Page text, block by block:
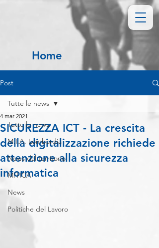
Home
Post
Tutte le news
M.I.A. Lombardia
News dal territorio
MITICA
News
Politiche del Lavoro
Tutte le news
SICUREZZA ICT - La crescita
della digitalizzazione richiede
attenzione alla sicurezza
informatica
4 mar 2021